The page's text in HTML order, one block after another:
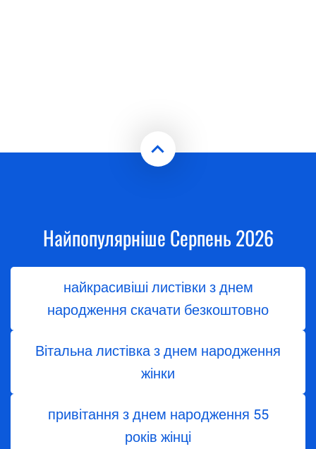
Найпопулярніше Серпень 2026
найкрасивіші листівки з днем
народження скачати безкоштовно
Вітальна листівка з днем народження
жінки
привітання з днем народження 55
років жінці